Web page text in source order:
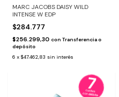
MARC JACOBS DAISY WILD
INTENSE W EDP
$284.777
$256.299,30 con Transferencia o
depósito
6 x $47.462,83 sin interés